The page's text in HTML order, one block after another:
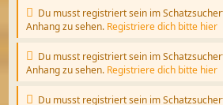
Du musst registriert sein im
Anhang zu sehen. Registriere dich bitte hier
Du musst registriert sein im
Anhang zu sehen. Registriere dich bitte hier
Du musst registriert sein im